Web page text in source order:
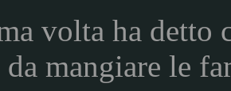
volta ha detto
da mangiare le